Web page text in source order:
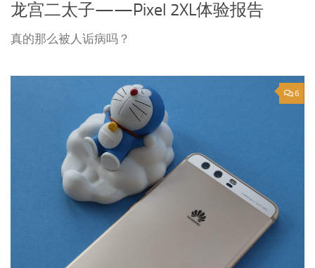
龙宫二太子——Pixel 2XL体验报告
真的那么被人诟病吗？
6